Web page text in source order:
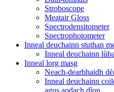
Stroboscope
Meatair Gloss
Spectrodensitometer
Spectrophotometer
Inneal deuchainn stuthan
Inneal deuchainn
Inneal lorg masg
Neach-dearbhaidh
Inneal deuchainn
agus aodach dìon